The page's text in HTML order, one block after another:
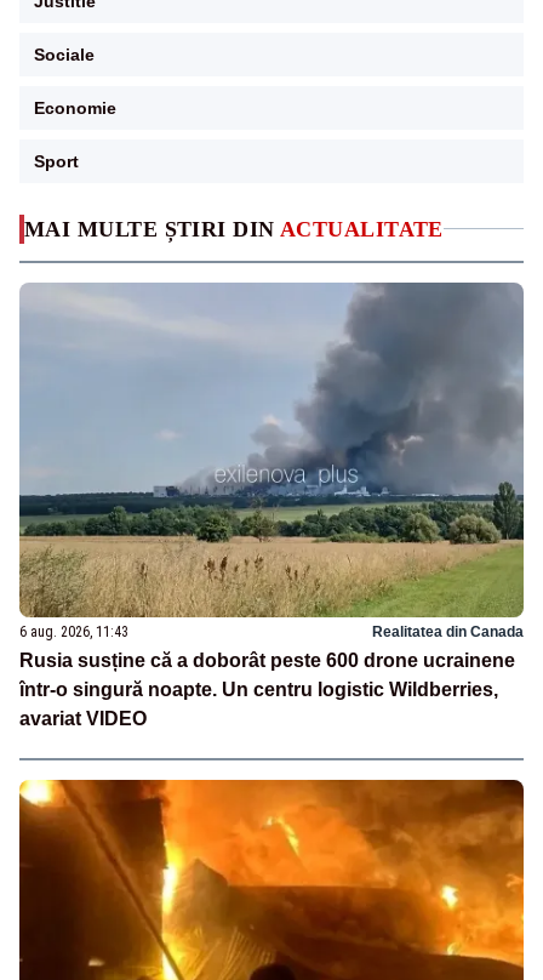
MAI MULTE ȘTIRI DIN ACTUALITATE
6 aug. 2026, 11:43 Realitatea din Canada
Rusia susține că a doborât peste 600 drone ucrainene
într-o singură noapte. Un centru logistic Wildberries,
avariat VIDEO
Sociale
Economie
Sport